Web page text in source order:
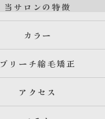
当サロンの特徴
カラー
ブリーチ縮毛矯正
アクセス